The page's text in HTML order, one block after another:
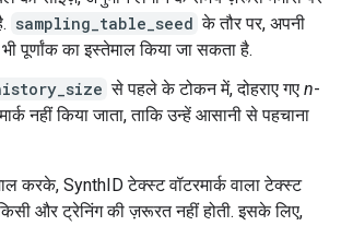
sampling_table_seed के तौर पर, अपनी
पूर्णांक का इस्तेमाल किया जा सकता है.
से पहले के टोकन में, दोहराए गए n-
नहीं किया जाता, ताकि उन्हें आसानी से पहचाना
करके, SynthID टेक्स्ट वॉटरमार्क वाला टेक्स्ट
और ट्रेनिंग की ज़रूरत नहीं होती. इसके लिए,